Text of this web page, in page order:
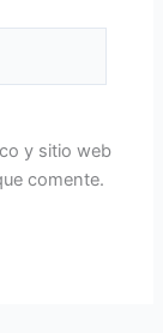
y sitio web
comente.